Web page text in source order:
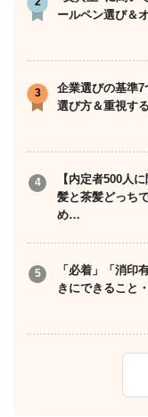
ールペン選び＆
企業選びの基準
選び方＆重視す
【内定者500人
髪と茶髪どっち
め…
「必着」「消印
きにできること